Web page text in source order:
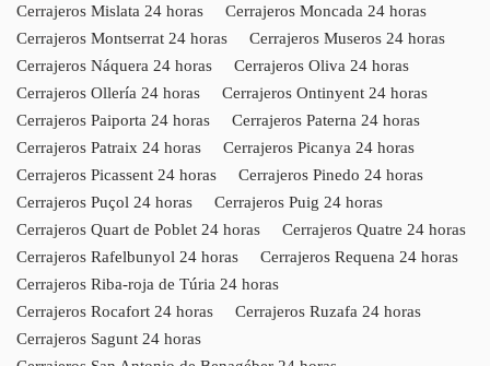
Cerrajeros Mislata 24 horas
Cerrajeros Moncada 24 horas
Cerrajeros Montserrat 24 horas
Cerrajeros Museros 24 horas
Cerrajeros Náquera 24 horas
Cerrajeros Oliva 24 horas
Cerrajeros Ollería 24 horas
Cerrajeros Ontinyent 24 horas
Cerrajeros Paiporta 24 horas
Cerrajeros Paterna 24 horas
Cerrajeros Patraix 24 horas
Cerrajeros Picanya 24 horas
Cerrajeros Picassent 24 horas
Cerrajeros Pinedo 24 horas
Cerrajeros Puçol 24 horas
Cerrajeros Puig 24 horas
Cerrajeros Quart de Poblet 24 horas
Cerrajeros Quatre 24 horas
Cerrajeros Rafelbunyol 24 horas
Cerrajeros Requena 24 horas
Cerrajeros Riba-roja de Túria 24 horas
Cerrajeros Rocafort 24 horas
Cerrajeros Ruzafa 24 horas
Cerrajeros Sagunt 24 horas